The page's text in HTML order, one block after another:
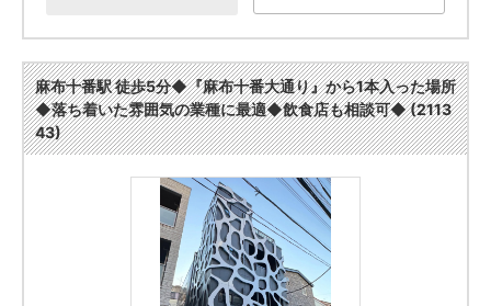
麻布十番駅 徒歩5分◆『麻布十番大通り』から1本入った場所
◆落ち着いた雰囲気の業種に最適◆飲食店も相談可◆ (2113
43)